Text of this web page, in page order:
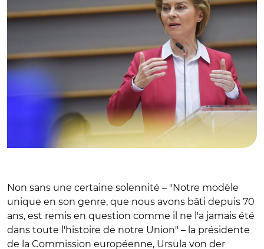
Non sans une certaine solennité – "Notre modèle
unique en son genre, que nous avons bâti depuis 70
ans, est remis en question comme il ne l'a jamais été
dans toute l'histoire de notre Union" – la présidente
de la Commission européenne, Ursula von der